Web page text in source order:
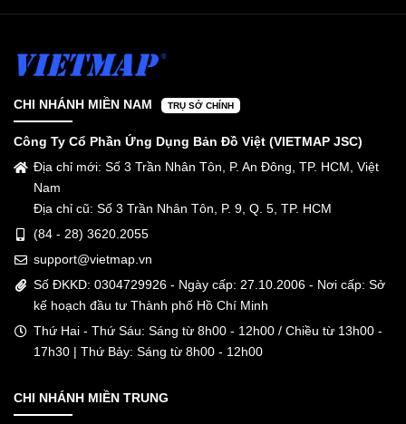
CHI NHÁNH MIỀN NAM TRỤ SỞ CHÍNH
Công Ty Cổ Phần Ứng Dụng Bản Đồ Việt (VIETMAP JSC)
Địa chỉ mới: Số 3 Trần Nhân Tôn, P. An Đông, TP. HCM, Việt
Nam
Địa chỉ cũ: Số 3 Trần Nhân Tôn, P. 9, Q. 5, TP. HCM
(84 - 28) 3620.2055
support@vietmap.vn
Số ĐKKD: 0304729926 - Ngày cấp: 27.10.2006 - Nơi cấp: Sở
kế hoạch đầu tư Thành phố Hồ Chí Minh
Thứ Hai - Thứ Sáu: Sáng từ 8h00 - 12h00 / Chiều từ 13h00 -
17h30 | Thứ Bảy: Sáng từ 8h00 - 12h00
CHI NHÁNH MIỀN TRUNG